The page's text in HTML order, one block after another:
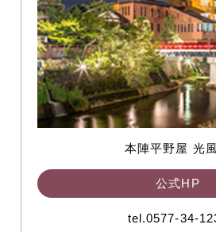
本陣平野屋 光
公式HP
tel.0577-34-